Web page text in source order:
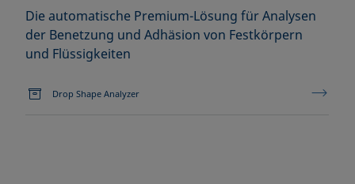
Die automatische Premium-Lösung für Analysen
der Benetzung und Adhäsion von Festkörpern
und Flüssigkeiten
Drop Shape Analyzer